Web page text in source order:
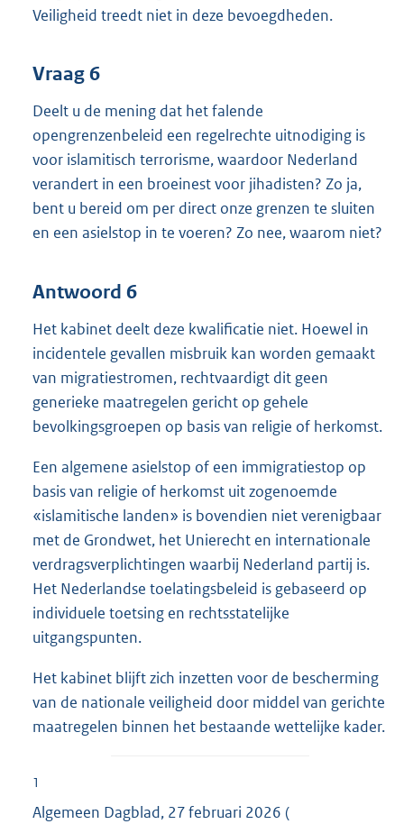
Veiligheid treedt niet in deze bevoegdheden.
Vraag 6
Deelt u de mening dat het falende
opengrenzenbeleid een regelrechte uitnodiging is
voor islamitisch terrorisme, waardoor Nederland
verandert in een broeinest voor jihadisten? Zo ja,
bent u bereid om per direct onze grenzen te sluiten
en een asielstop in te voeren? Zo nee, waarom niet?
Antwoord 6
Het kabinet deelt deze kwalificatie niet. Hoewel in
incidentele gevallen misbruik kan worden gemaakt
van migratiestromen, rechtvaardigt dit geen
generieke maatregelen gericht op gehele
bevolkingsgroepen op basis van religie of herkomst.
Een algemene asielstop of een immigratiestop op
basis van religie of herkomst uit zogenoemde
«islamitische landen» is bovendien niet verenigbaar
met de Grondwet, het Unierecht en internationale
verdragsverplichtingen waarbij Nederland partij is.
Het Nederlandse toelatingsbeleid is gebaseerd op
individuele toetsing en rechtsstatelijke
uitgangspunten.
Het kabinet blijft zich inzetten voor de bescherming
van de nationale veiligheid door middel van gerichte
maatregelen binnen het bestaande wettelijke kader.
1
Algemeen Dagblad, 27 februari 2026 (